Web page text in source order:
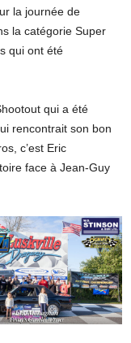
la journée de
la catégorie Super
qui ont été
qui a été
rencontrait son bon
c’est Eric
face à Jean-Guy